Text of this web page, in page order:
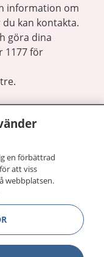
information om
kan kontakta.
göra dina
1177 för
Visa
en förbättrad
att viss
webbplatsen.